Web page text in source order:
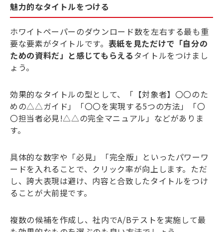
魅力的なタイトルをつける
ホワイトペーパーのダウンロード数を左右する最も重
要な要素がタイトルです。 表紙を見ただけで「自分の
ための資料だ」と感じてもらえるタイトルをつけまし
ょう。
効果的なタイトルの型として、「【対象者】〇〇のた
めの△△ガイド」「〇〇を実現する5つの方法」「〇
〇担当者必見!△△の完全マニュアル」などがありま
す。
具体的な数字や「必見」「完全版」といったパワーワ
ードを入れることで、クリック率が向上します。ただ
し、誇大表現は避け、内容と合致したタイトルをつけ
ることが大前提です。
複数の候補を作成し、社内でA/Bテストを実施して最